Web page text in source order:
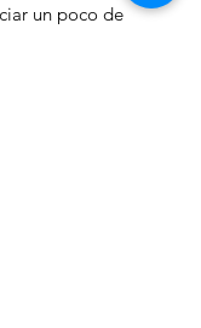
un poco de